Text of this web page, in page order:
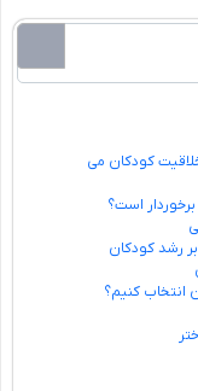
کودکان می
است؟
رشد کودکان
کنیم؟